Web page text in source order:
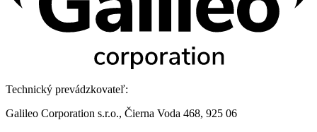
Technický prevádzkovateľ:
Galileo Corporation s.r.o., Čierna Voda 468, 925 06